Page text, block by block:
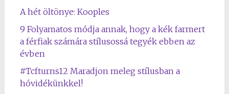
A hét öltönye: Kooples
9 Folyamatos módja annak, hogy a kék farmert
a férfiak számára stílusossá tegyék ebben az
évben
#Tcfturns12 Maradjon meleg stílusban a
hóvidékünkkel!